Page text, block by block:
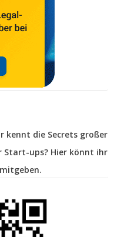
kennt die Secrets großer
Start-ups? Hier könnt ihr